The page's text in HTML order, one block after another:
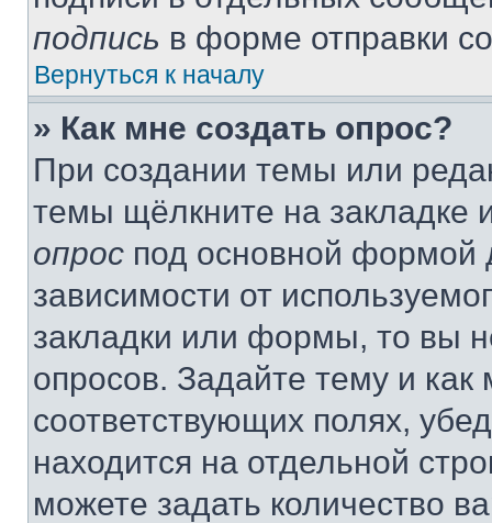
подпись в форме отправки
Вернуться к началу
» Как мне создать опрос?
При создании темы или
темы щёлкните на
опрос под основной формой
зависимости от
закладки или формы, то вы
опросов. Задайте тему и
соответствующих полях,
находится на отдельной
можете задать количество